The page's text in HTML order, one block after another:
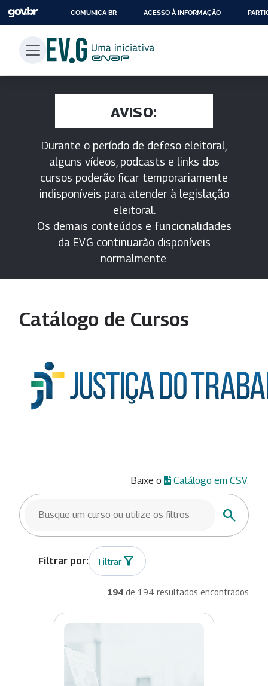
CONTEÚDO
COMUNICA BR ACESSO À INFORMAÇÃO
AVISO:
Durante o período de defeso eleitoral,
alguns vídeos, podcasts e links dos
cursos poderão ficar temporariamente
indisponíveis para atender à legislação
eleitoral.
Os demais conteúdos e funcionalidades
da EV.G continuarão disponíveis
normalmente.
Catálogo de Cursos
Baixe o Catálogo em CSV.
BUSCAR CURSOS
Buscar
Filtrar
194 de 194 resultados encontrados